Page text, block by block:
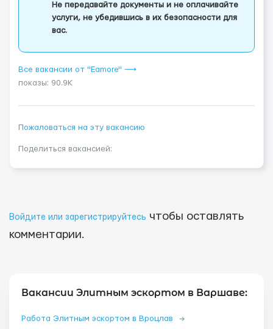
Не передавайте документы и не оплачивайте
услуги, не убедившись в их безопасности для
вас.
Все вакансии от "Eamore" ⟶
показы: 90.9K
Пожаловаться на эту вакансию
Поделиться вакансией:
Войдите или зарегистрируйтесь чтобы оставлять
комментарии.
Вакансии Элитным эскортом в Варшаве:
Работа Элитным эскортом в Вроцлав →